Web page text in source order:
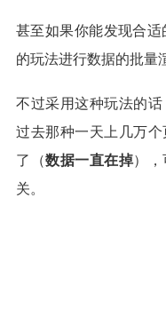
甚至如果你能发现合适
的玩法进行数据的批量
不过采用这种玩法的
过去那种一天上几万
了（数据一直在掉），
关。